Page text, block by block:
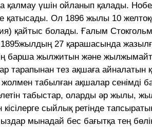
қалмау үшін ойланып қалады.
қатысады. Ол 1896 жылы 10
қайтыс болады. Ғалым
1895жылдың 27 қарашасында
барша жылжитын және
тарапынан тез ақшаға айналатын
табылған ақшалар сенімді
табыстар, оларды әр жылы,
кісілерге сыйлық ретінде
мынадай бес бағытқа тең